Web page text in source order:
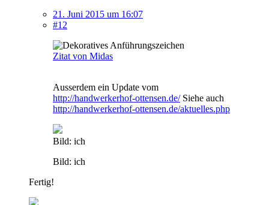
21. Juni 2015 um 16:07
#12
Zitat von Midas
Ausserdem ein Update vom
http://handwerkerhof-ottensen.de/Siehe auch
http://handwerkerhof-ottensen.de/aktuelles.php
Bild: ich
Bild: ich
Fertig!